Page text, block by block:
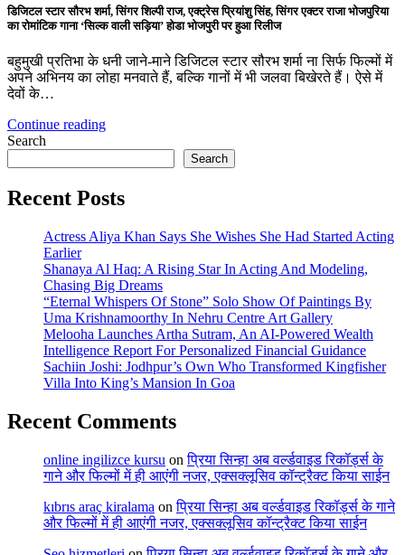
डिजिटल स्टार सौरभ शर्मा, सिंगर शिल्पी राज, एक्ट्रेस प्रियांशु सिंह, सिंगर एक्टर राजा भोजपुरिया
का रोमांटिक गाना ‘सिल्क वाली सड़िया’ होडा भोजपुरी पर हुआ रिलीज
बहुमुखी प्रतिभा के धनी जाने-माने डिजिटल स्टार सौरभ शर्मा ना सिर्फ फिल्मों में
अपने अभिनय का लोहा मनवाते हैं, बल्कि गानों में भी जलवा बिखेरते हैं। ऐसे में
देवों के…
Continue reading
Search
Search
Recent Posts
Actress Aliya Khan Says She Wishes She Had Started Acting
Earlier
Shanaya Al Haq: A Rising Star In Acting And Modeling,
Chasing Big Dreams
“Eternal Whispers Of Stone” Solo Show Of Paintings By
Uma Krishnamoorthy In Nehru Centre Art Gallery
Melooha Launches Artha Sutram, An AI-Powered Wealth
Intelligence Report For Personalized Financial Guidance
Sachiin Joshi: Jodhpur’s Own Who Transformed Kingfisher
Villa Into King’s Mansion In Goa
Recent Comments
online ingilizce kursu onप्रिया सिन्हा अब वर्ल्डवाइड रिकॉर्ड्स के
गाने और फिल्मों में ही आएंगी नजर, एक्सक्लूसिव कॉन्ट्रैक्ट किया साईन
kıbrıs araç kiralama onप्रिया सिन्हा अब वर्ल्डवाइड रिकॉर्ड्स के गाने
और फिल्मों में ही आएंगी नजर, एक्सक्लूसिव कॉन्ट्रैक्ट किया साईन